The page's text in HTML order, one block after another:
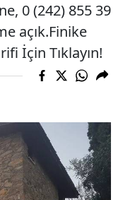
0 (242) 855 39
açık.Finike
İçin Tıklayın!